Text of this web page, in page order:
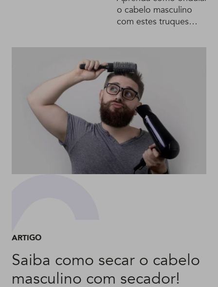
o cabelo masculino
com estes truques
ARTIGO
Saiba como secar o cabelo
masculino com secador!